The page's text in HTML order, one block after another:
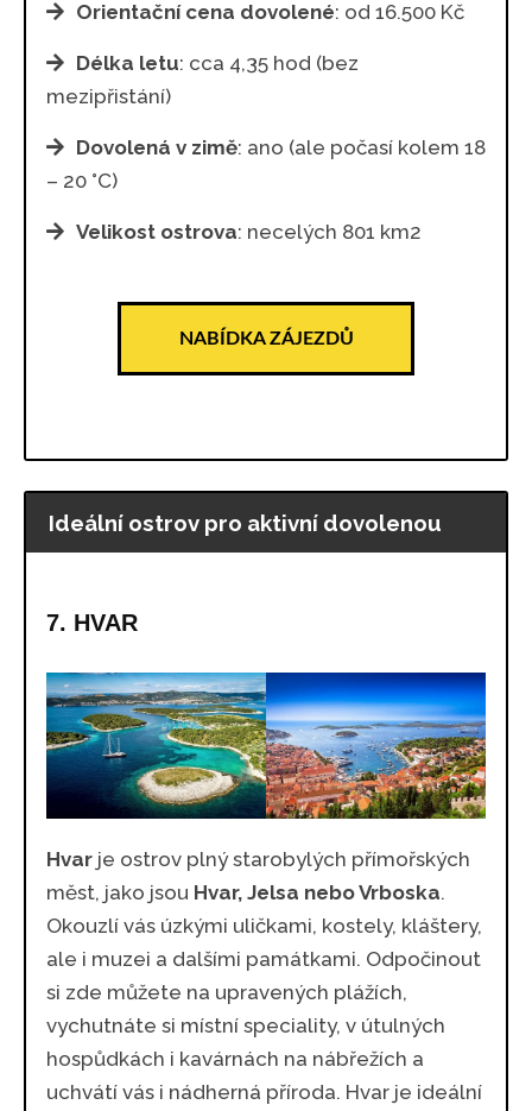
Orientační cena dovolené: od 16.500 Kč
Délka letu: cca 4,35 hod (bez
mezipřistání)
Dovolená v zimě: ano (ale počasí kolem 18
– 20 °C)
Velikost ostrova: necelých 801 km2
NABÍDKA ZÁJEZDŮ
Ideální ostrov pro aktivní dovolenou
7. HVAR
Hvar je ostrov plný starobylých přímořských
měst, jako jsou Hvar, Jelsa nebo Vrboska.
Okouzlí vás úzkými uličkami, kostely, kláštery,
ale i muzei a dalšími památkami. Odpočinout
si zde můžete na upravených plážích,
vychutnáte si místní speciality, v útulných
hospůdkách i kavárnách na nábřežích a
uchvátí vás i nádherná příroda. Hvar je ideální